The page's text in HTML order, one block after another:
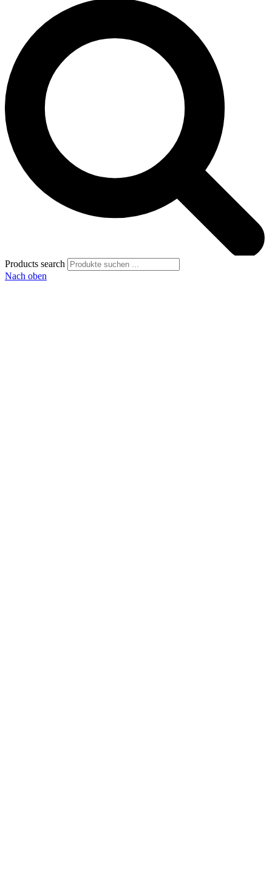
Products search
Nach oben